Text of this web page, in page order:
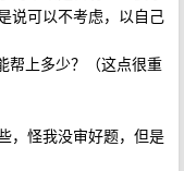
说可以不考虑，以自己
帮上多少？（这点很重
，怪我没审好题，但是